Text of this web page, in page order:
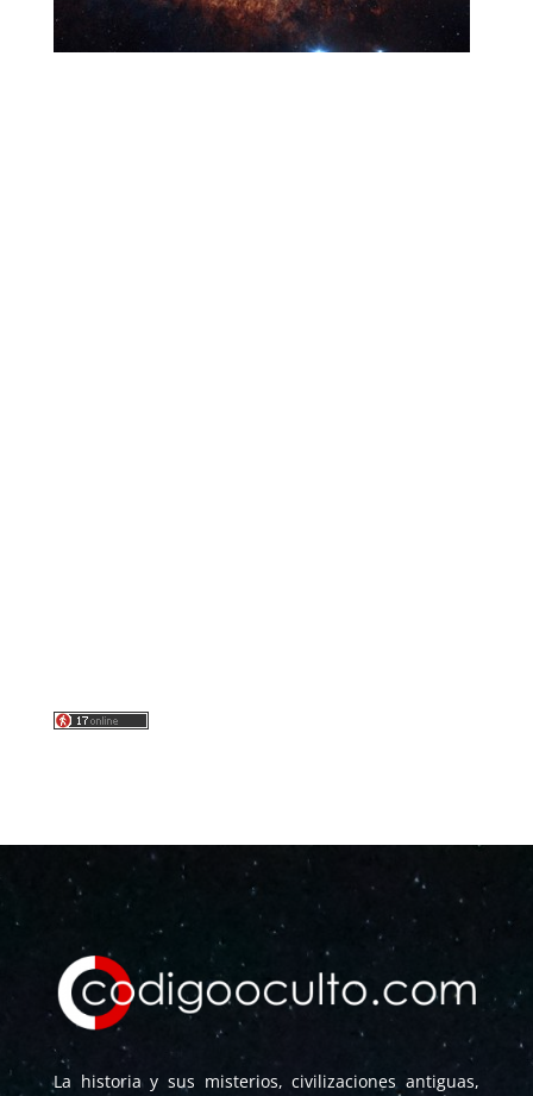
La historia y sus misterios, civilizaciones antiguas,